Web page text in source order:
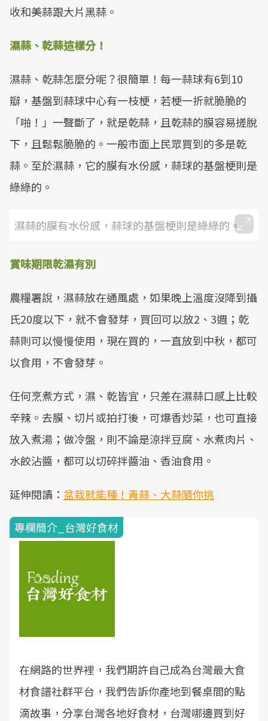
收和美蒜跟大片黑蒜。
濕蒜、乾蒜這樣分！
濕蒜、乾蒜怎麼分呢？很簡單！每一蒜球有6到10
瓣，基盤到蒜球中心有一枝梗，若梗一折就脆脆的
「啪！」一聲斷了，就是乾蒜，且乾蒜的膜容易搓脫
下，且鬆鬆脆脆的。一般市面上民眾買到的多是乾
蒜。至於濕蒜，它的膜有水份感，蒜球的基盤梗則是
綠綠的。
濕蒜的膜有水份感，蒜球的基盤梗則是綠綠的。
賞味期限乾濕有別
農糧署說，濕蒜放在通風處，如果晚上溫度沒降到攝
氏20度以下，就不會發芽，買回可以放2、3週；乾
蒜則可以慢慢使用，現在買的，一直放到中秋，都可
以食用，不會發芽。
任何烹煮方式，濕、乾皆宜，只差在濕蒜口感上比較
辛辣。去膜、切片或拍打後，可爆香炒菜，也可直接
放入煮湯；做冷盤，則不論是涼拌豆腐、水煮肉片、
水餃沾醬，都可以切碎拌醬油、香油食用。
延伸閱讀： 盆栽就能種！青蒜、大蒜隨你挑
專欄簡介_台灣好食材
在網路的世界裡，我們期許自己成為台灣最大食
材食譜社群平台，我們告訴你產地到餐桌間的點
滴故事，分享台灣各地好食材，台灣哪邊買到好